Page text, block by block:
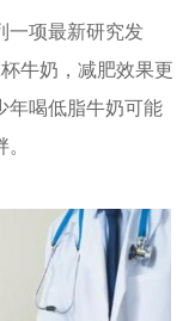
一项最新研究发
牛奶，减肥效果更
年喝低脂牛奶可能